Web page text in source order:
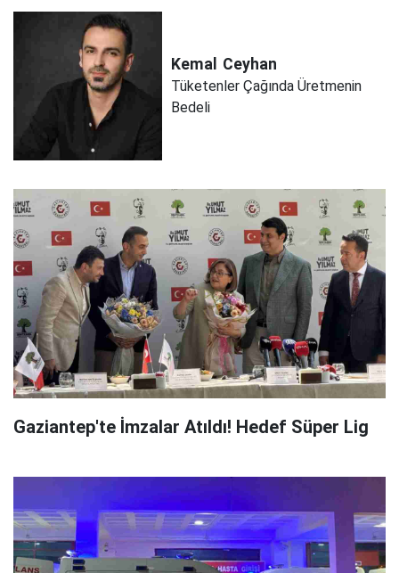
Kemal Ceyhan
Tüketenler Çağında Üretmenin
Bedeli
Gaziantep'te İmzalar Atıldı! Hedef Süper Lig